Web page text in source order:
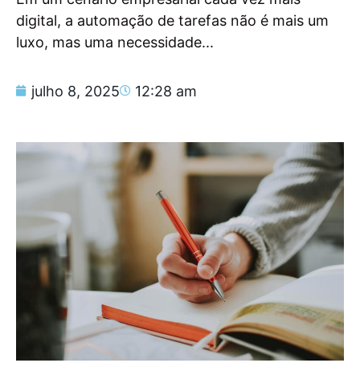
digital, a automação de tarefas não é mais um
luxo, mas uma necessidade...
julho 8, 2025 12:28 am